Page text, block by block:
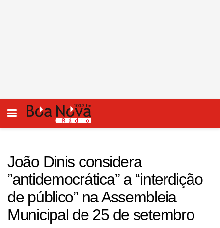
João Dinis considera
”antidemocrática” a “interdição
de público” na Assembleia
Municipal de 25 de setembro